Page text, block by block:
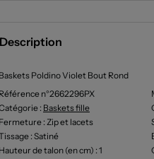
Description
Baskets Poldino Violet Bout Rond
Référence n°2662296PX
: Baskets fille
Fermeture : Zip et lacets
: Satiné
Hauteur de talon (en cm) : 1